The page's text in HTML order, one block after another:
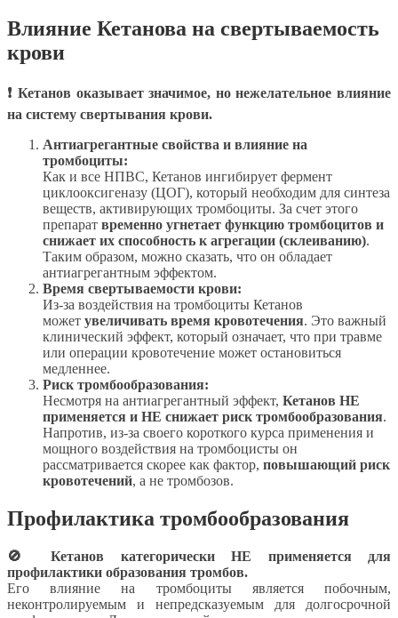
Влияние Кетанова на свертываемость
крови
❗ Кетанов оказывает значимое, но нежелательное влияние
на систему свертывания крови.
Антиагрегантные свойства и влияние на
тромбоциты:
Как и все НПВС, Кетанов ингибирует фермент
циклооксигеназу (ЦОГ), который необходим для синтеза
веществ, активирующих тромбоциты. За счет этого
препарат временно угнетает функцию тромбоцитов и
снижает их способность к агрегации (склеиванию).
Таким образом, можно сказать, что он обладает
антиагрегантным эффектом.
Время свертываемости крови:
Из-за воздействия на тромбоциты Кетанов
может увеличивать время кровотечения. Это важный
клинический эффект, который означает, что при травме
или операции кровотечение может остановиться
медленнее.
Риск тромбообразования:
Несмотря на антиагрегантный эффект, Кетанов НЕ
применяется и НЕ снижает риск тромбообразования.
Напротив, из-за своего короткого курса применения и
мощного воздействия на тромбоцисты он
рассматривается скорее как фактор, повышающий риск
кровотечений, а не тромбозов.
Профилактика тромбообразования
🚫 Кетанов категорически НЕ применяется для
профилактики образования тромбов.
Его влияние на тромбоциты является побочным,
неконтролируемым и непредсказуемым для долгосрочной